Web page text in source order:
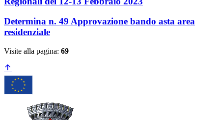
Determina n. 49 Approvazione bando asta area
residenziale
Visite alla pagina: 69